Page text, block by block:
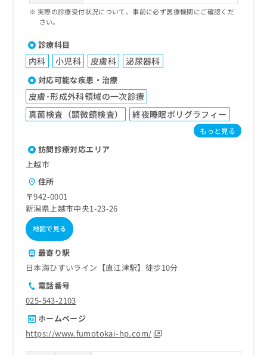
実際の診療受付状況について、事前に必ず医療機関にご確認くだ
さい。
診療科目
内科 小児科 皮膚科 泌尿器科
対応可能な疾患・治療
皮膚･形成外科領域の一次診療
真菌検査（顕微鏡検査）
終夜睡眠ポリグラフィー
もっと見る
訪問診療対応エリア
上越市
住所
〒942-0001
新潟県上越市中央1-23-26
地図で見る
最寄り駅
日本海ひすいライン【直江津駅】徒歩10分
電話番号
025-543-2103
ホームページ
https://www.fumotokai-hp.com/